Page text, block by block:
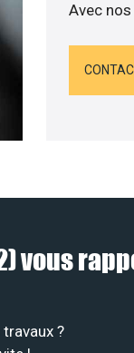
Avec
vous
?